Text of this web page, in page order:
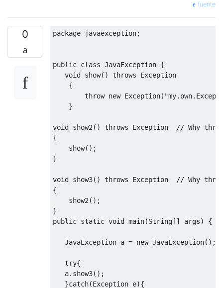
fuente
0 package javaexception;
public class JavaException {
void
show() throws
Exception
{
throw new Exception(
}
void show2 () throws Exception
// Why
{
    show
();
}
void show3() throws Exception
// Why
{
    show2
();
}
public static void main(String [] args) {
JavaException a = new JavaException();
try{
   a
. show3();
}catch(Exception e){